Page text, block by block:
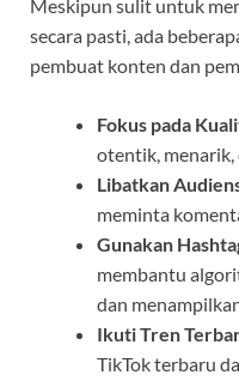
Meskipun sulit untuk
secara pasti, ada
pembuat konten dan
Fokus pada
otentik,
Libatkan
meminta
Gunakan
membantu
dan
Ikuti Tren
TikTok terbaru